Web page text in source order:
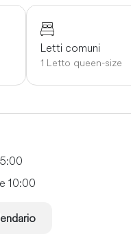
Letti comuni
1 Letto queen-size
10:00